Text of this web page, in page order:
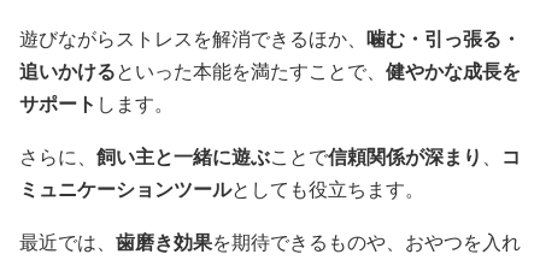
遊びながらストレスを解消できるほか、 噛む・引っ張る・
追いかけるといった本能を満たすことで、 健やかな成長を
サポート します。
さらに、 飼い主と一緒に遊ぶことで信頼関係が深まり 、 コ
ミュニケーションツールとしても役立ちます。
最近では、 歯磨き効果を期待できるものや、おやつを入れ